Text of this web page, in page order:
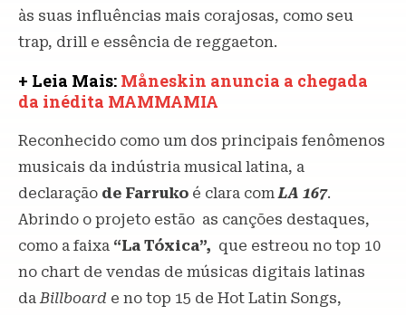
às suas influências mais corajosas, como seu
trap, drill e essência de reggaeton.
+ Leia Mais: Måneskin anuncia a chegada
da inédita MAMMAMIA
Reconhecido como um dos principais fenômenos
musicais da indústria musical latina, a
declaração de Farruko é clara comLA 167.
Abrindo o projeto estão as canções destaques,
como a faixa “La Tóxica”, que estreou no top 10
no chart de vendas de músicas digitais latinas
daBillboard e no top 15 de Hot Latin Songs,